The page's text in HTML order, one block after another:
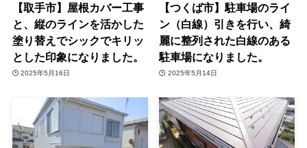
【取手市】屋根カバー工事
と、縦のラインを活かした
塗り替えでシックでキリッ
とした印象になりました。
2025年5月16日
【つくば市】駐車場のライ
ン（白線）引きを行い、綺
麗に整列された白線のある
駐車場になりました。
2025年5月14日